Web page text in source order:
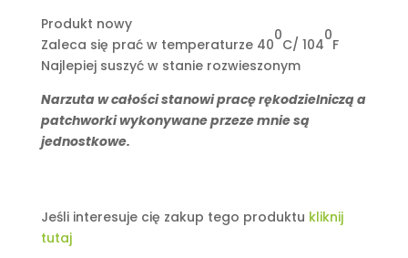
Produkt nowy
Zaleca się prać w temperaturze 40
0
C/ 104
0
F
Najlepiej suszyć w stanie rozwieszonym
Narzuta w całości stanowi pracę rękodzielniczą a
patchworki wykonywane przeze mnie są
jednostkowe.
Jeśli interesuje cię zakup tego produktu kliknij
tutaj